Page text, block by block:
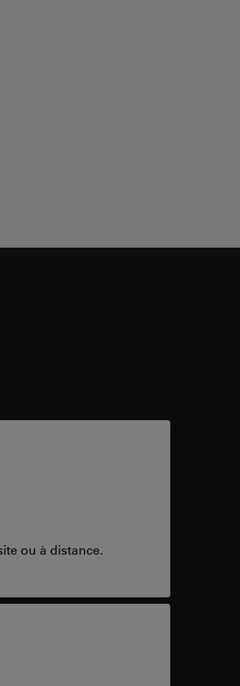
ou à distance.